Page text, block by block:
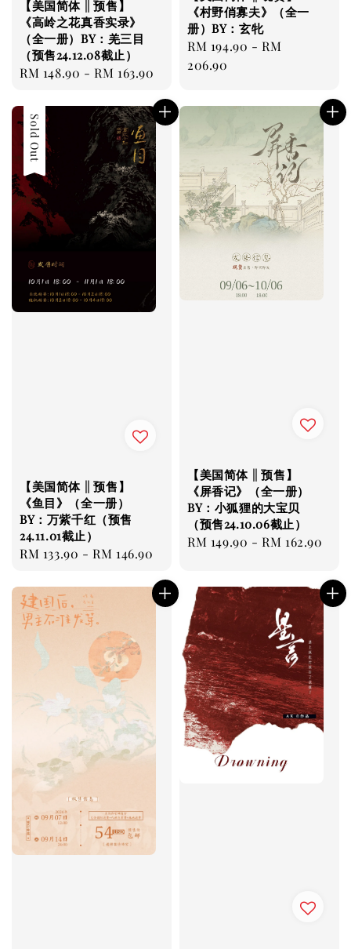
【美国简体 || 预售】
《高岭之花真香实录》
（全一册）BY：羌三目
（预售24.12.08截止）
Regular
RM 148.90 -RM 163.90
《村野俏寡夫》（全一
册）BY：玄牝
Regular
price
RM 194.90 -RM
206.90
Sold Out
【美国简体 || 预售】
《鱼目》（全一册）
BY：万紫千红（预售
24.11.01截止）
Regular
RM 133.90 -RM 146.90
【美国简体 || 预售】
《屏香记》（全一册）
BY：小狐狸的大宝贝
（预售24.10.06截止）
Regular
RM 149.90 -RM 162.90